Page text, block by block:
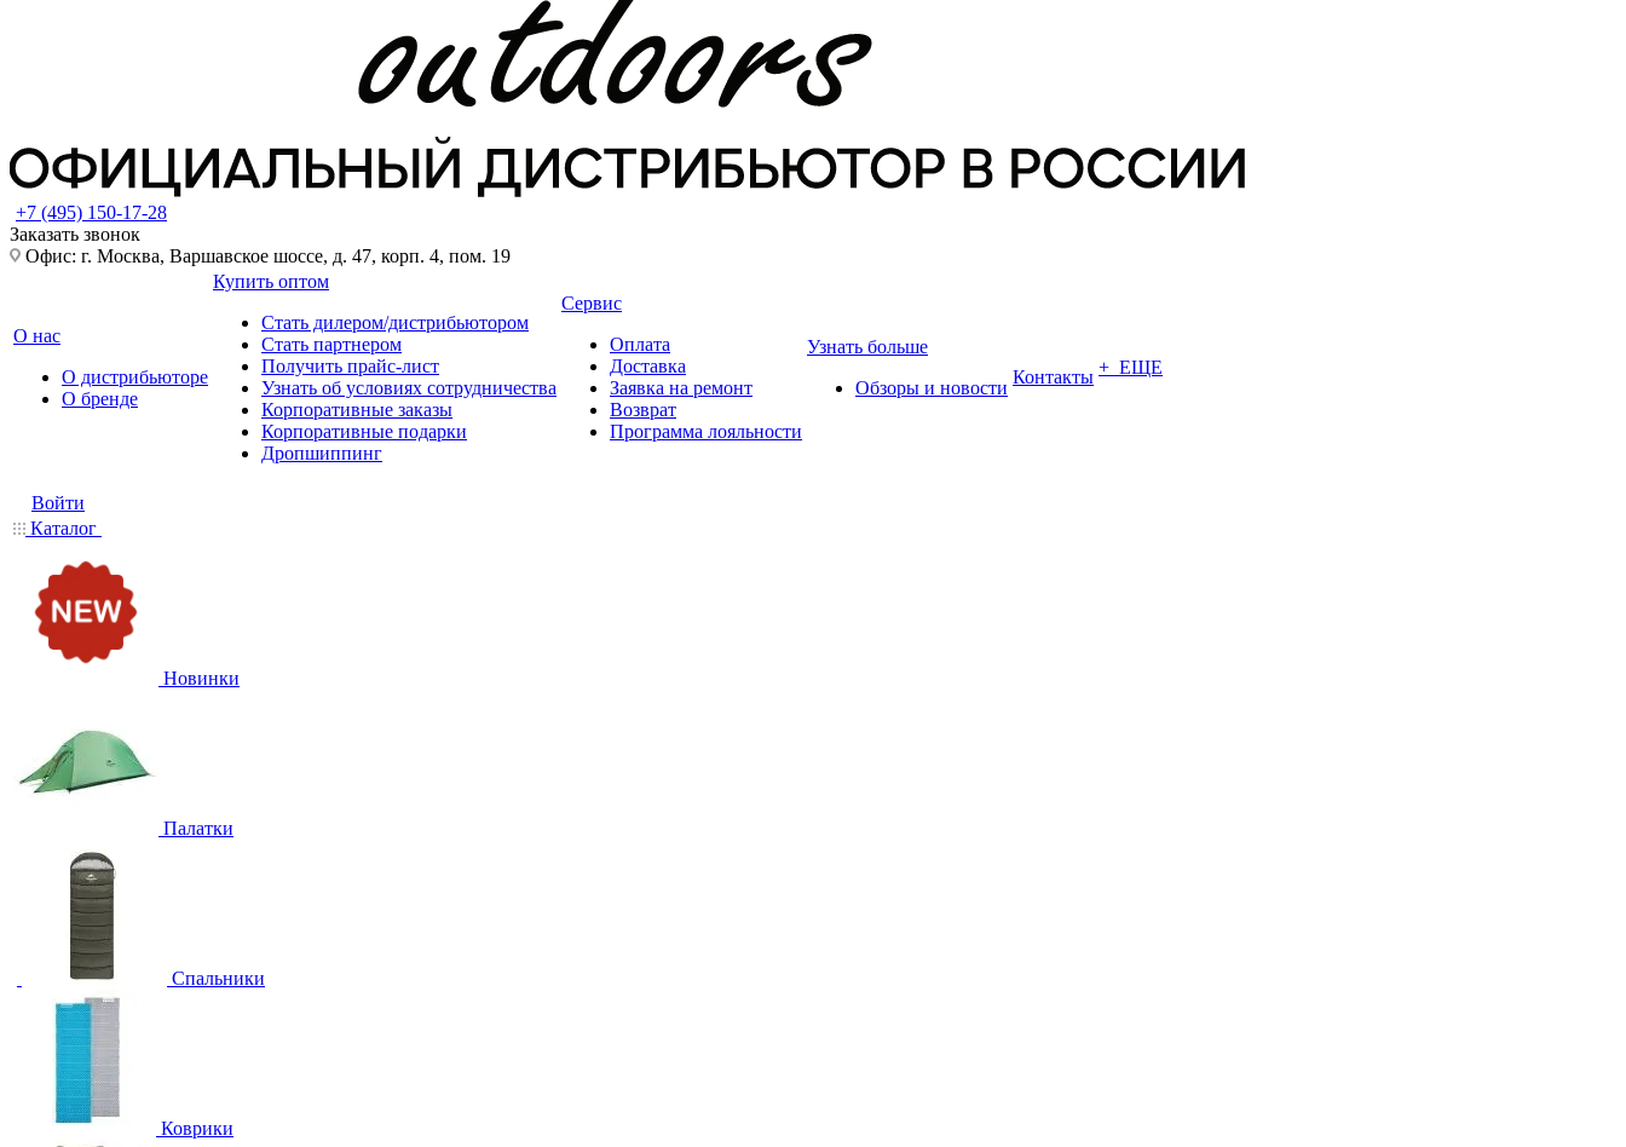
+7 (495) 150-17-28
Заказать звонок
Офис: г. Москва, Варшавское шоссе, д. 47, корп. 4, пом. 19
О нас
О дистрибьюторе
О бренде
Купить оптом
Стать дилером/дистрибьютором
Стать партнером
Получить прайс-лист
Узнать об условиях сотрудничества
Корпоративные заказы
Корпоративные подарки
Дропшиппинг
Сервис
Оплата
Доставка
Заявка на ремонт
Возврат
Программа лояльности
Узнать больше
Обзоры и новости
Контакты + ЕЩЕ
Войти
Каталог
Новинки
Палатки
Спальники
Коврики